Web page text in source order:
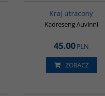
Kraj utracony
Kadreseng Auvinni
45.00PLN
ZOBACZ